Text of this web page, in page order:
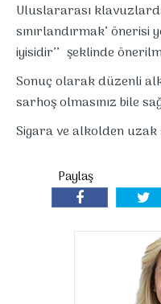
Uluslararası
sınırlandırmak’ önerisi
iyisidir’’ şeklinde
Sonuç olarak düzenli
sarhoş olmasınız bile
Sigara ve alkolden uzak